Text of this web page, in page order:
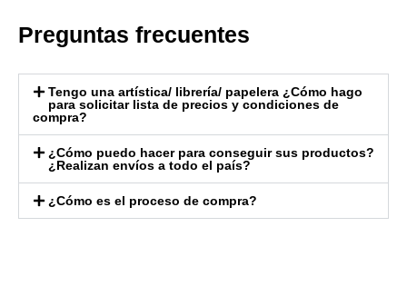
Preguntas frecuentes
Tengo una artística/ librería/ papelera ¿Cómo hago
para solicitar lista de precios y condiciones de
compra?
¿Cómo puedo hacer para conseguir sus productos?
¿Realizan envíos a todo el país?
¿Cómo es el proceso de compra?